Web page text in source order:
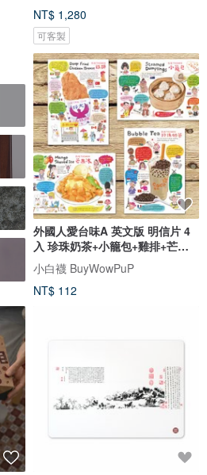
NT$ 1,280
可客製
外國人愛台味A 英文版 明信片 4
入 珍珠奶茶+小籠包+雞排+芒果
冰
小白襪 BuyWowPuP
NT$ 112